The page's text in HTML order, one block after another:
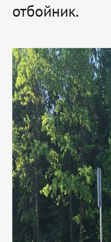
отбойник.